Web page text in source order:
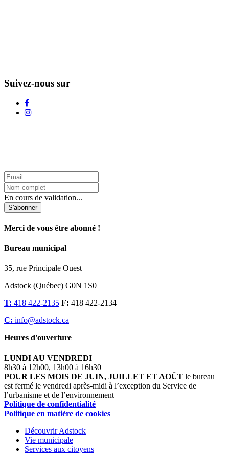
Suivez-nous sur
En cours de validation...
S'abonner
Merci de vous être abonné !
Bureau municipal
35, rue Principale Ouest
Adstock (Québec) G0N 1S0
T: 418 422-2135 F: 418 422-2134
C: info@adstock.ca
Heures d'ouverture
LUNDI AU VENDREDI
8h30 à 12h00, 13h00 à 16h30
POUR LES MOIS DE JUIN, JUILLET ET AOÛT le bureau
est fermé le vendredi après-midi à l’exception du Service de
l’urbanisme et de l’environnement
Politique de confidentialité
Politique en matière de cookies
Découvrir Adstock
Vie municipale
Services aux citoyens